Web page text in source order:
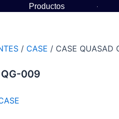
Productos
/ CASE / CASE QUASAD
QG-009